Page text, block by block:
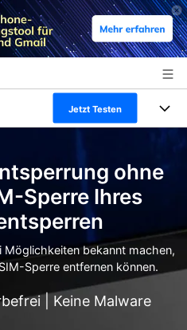
Jetzt Testen
Lösungen
ohne
Sperre Ihres
Möglichkeiten bekannt machen,
Sperre entfernen können.
| Keine Malware